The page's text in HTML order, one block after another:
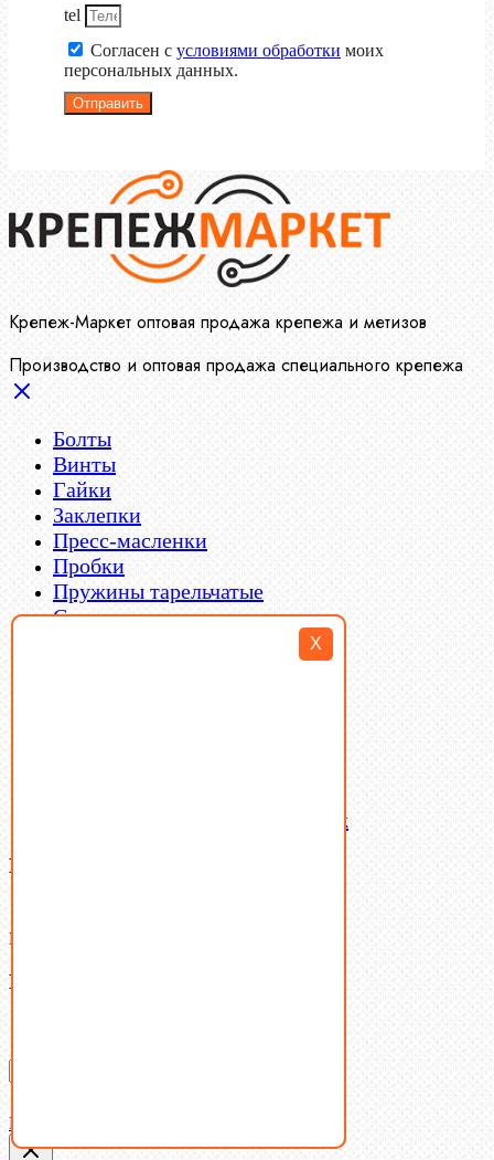
X
tel
Согласен с условиями обработки моих
персональных данных.
Отправить
Крепеж-Маркет оптовая продажа крепежа и метизов
Производство и оптовая продажа специального крепежа
Болты
Винты
Гайки
Заклепки
Пресс-масленки
Пробки
Пружины тарельчатые
Стопорные кольца
Латунный и бронзовый крепеж
Ваша корзина
В корзине нет товаров.
Поиск
Don't show this popup again